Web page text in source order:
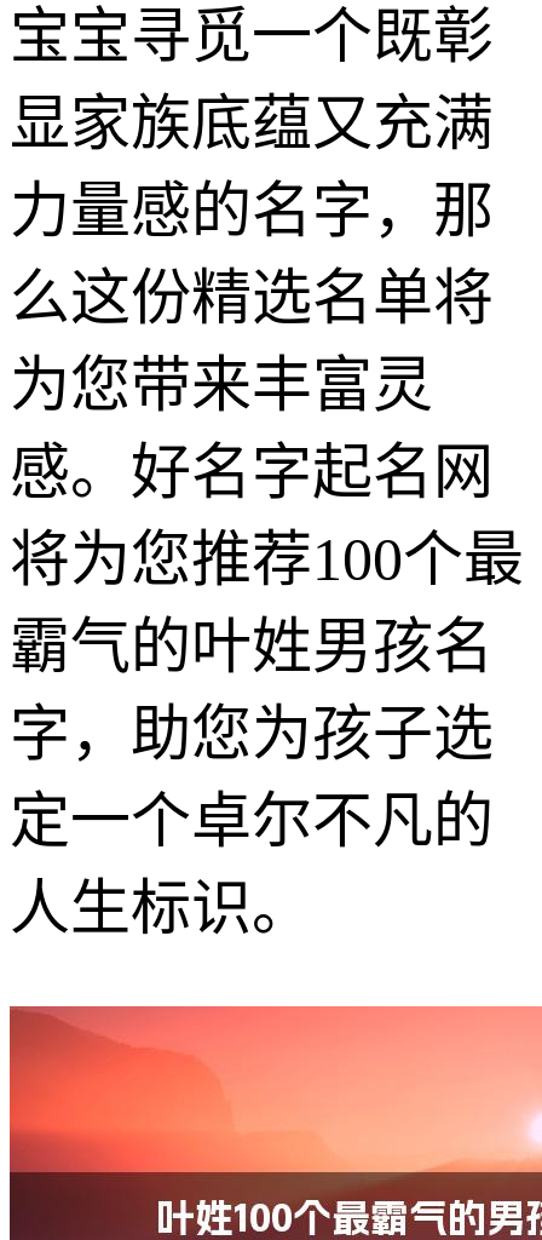
宝宝寻觅一个既彰
显家族底蕴又充满
力量感的名字，那
么这份精选名单将
为您带来丰富灵
感。好名字起名网
将为您推荐100个最
霸气的叶姓男孩名
字，助您为孩子选
定一个卓尔不凡的
人生标识。